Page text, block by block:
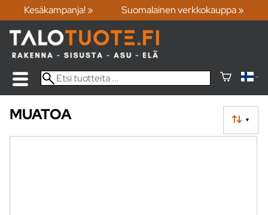
Kesäkampanja! » Suomalainen verkkokauppa »
▼
MUATOA